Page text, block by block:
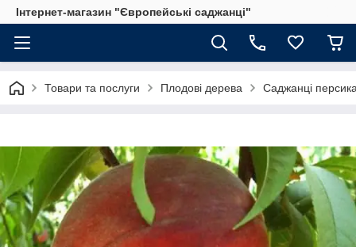
Інтернет-магазин "Європейські саджанці"
Товари та послуги Плодові дерева Саджанці